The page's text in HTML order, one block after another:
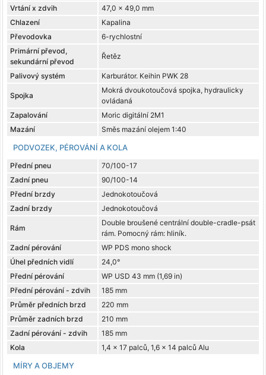
Vrtání x zdvih
47,0 x 49,0 mm
Chlazení
Kapalina
Převodovka
6-rychlostní
Primární převod,
sekundární převod
Řetěz
Palivový systém Karburátor. Keihin PWK 28
Spojka
Mokrá dvoukotoučová spojka, hydraulicky
ovládaná
Zapalování
Moric digitální 2M1
Mazání
Směs mazání olejem 1:40
PODVOZEK, PÉROVÁNÍ A KOLA
Přední pneu
70/100-17
Zadní pneu
90/100-14
Přední brzdy
Jednokotoučová
Zadní brzdy
Jednokotoučová
Rám
Double broušené centrální double-cradle-psát
rám. Pomocný rám: hliník.
Zadní pérování
WP PDS mono shock
Úhel předních vidlí
24,0°
Přední pérování
WP USD 43 mm (1,69 in)
Přední pérování - zdvih
185 mm
Průměr předních brzd
220 mm
Průměr zadních brzd
210 mm
Zadní pérování - zdvih
185 mm
Kola
1,4 x 17 palců, 1,6 x 14 palců Alu
MÍRY A OBJEMY